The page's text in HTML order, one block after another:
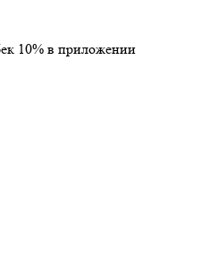
10% в приложении